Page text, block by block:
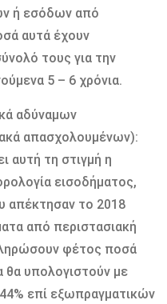
ή εσόδων από
αυτά έχουν
τους για την
5 – 6 χρόνια.
αδύναμων
απασχολουμένων):
αυτή τη στιγμή η
εισοδήματος,
απέκτησαν το 2018
από περιστασιακή
φέτος ποσά
θα υπολογιστούν με
επί εξωπραγματικών